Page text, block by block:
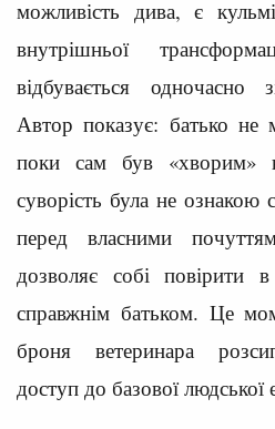
можливість дива, є
внутрішньої
відбувається одночасно
Автор показує: батько не
поки сам був «хворим»
суворість була не ознакою
перед власними
дозволяє собі повірити
справжнім батьком. Це
броня ветеринара
доступ до базової людської